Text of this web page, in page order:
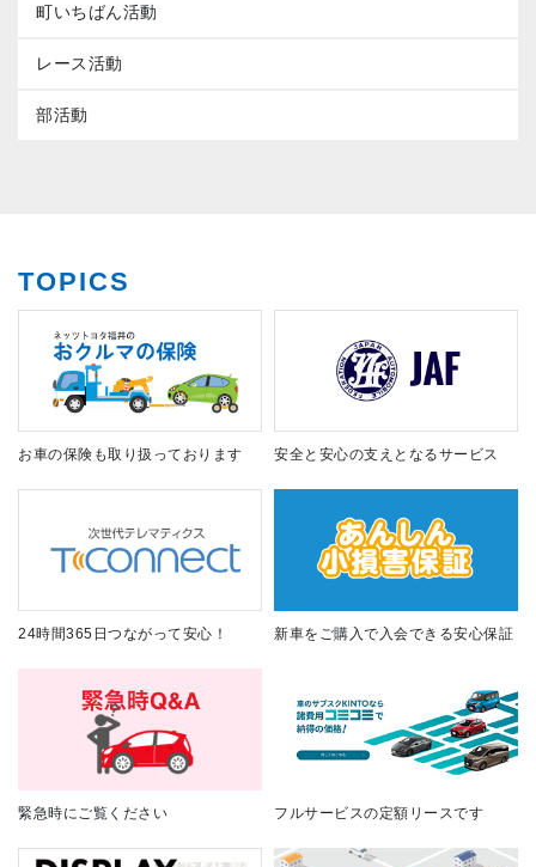
町いちばん活動
レース活動
部活動
TOPICS
お車の保険も取り扱っております 安全と安心の支えとなるサービス
24時間365日つながって安心！ 新車をご購入で入会できる安心保証
緊急時にご覧ください フルサービスの定額リースです